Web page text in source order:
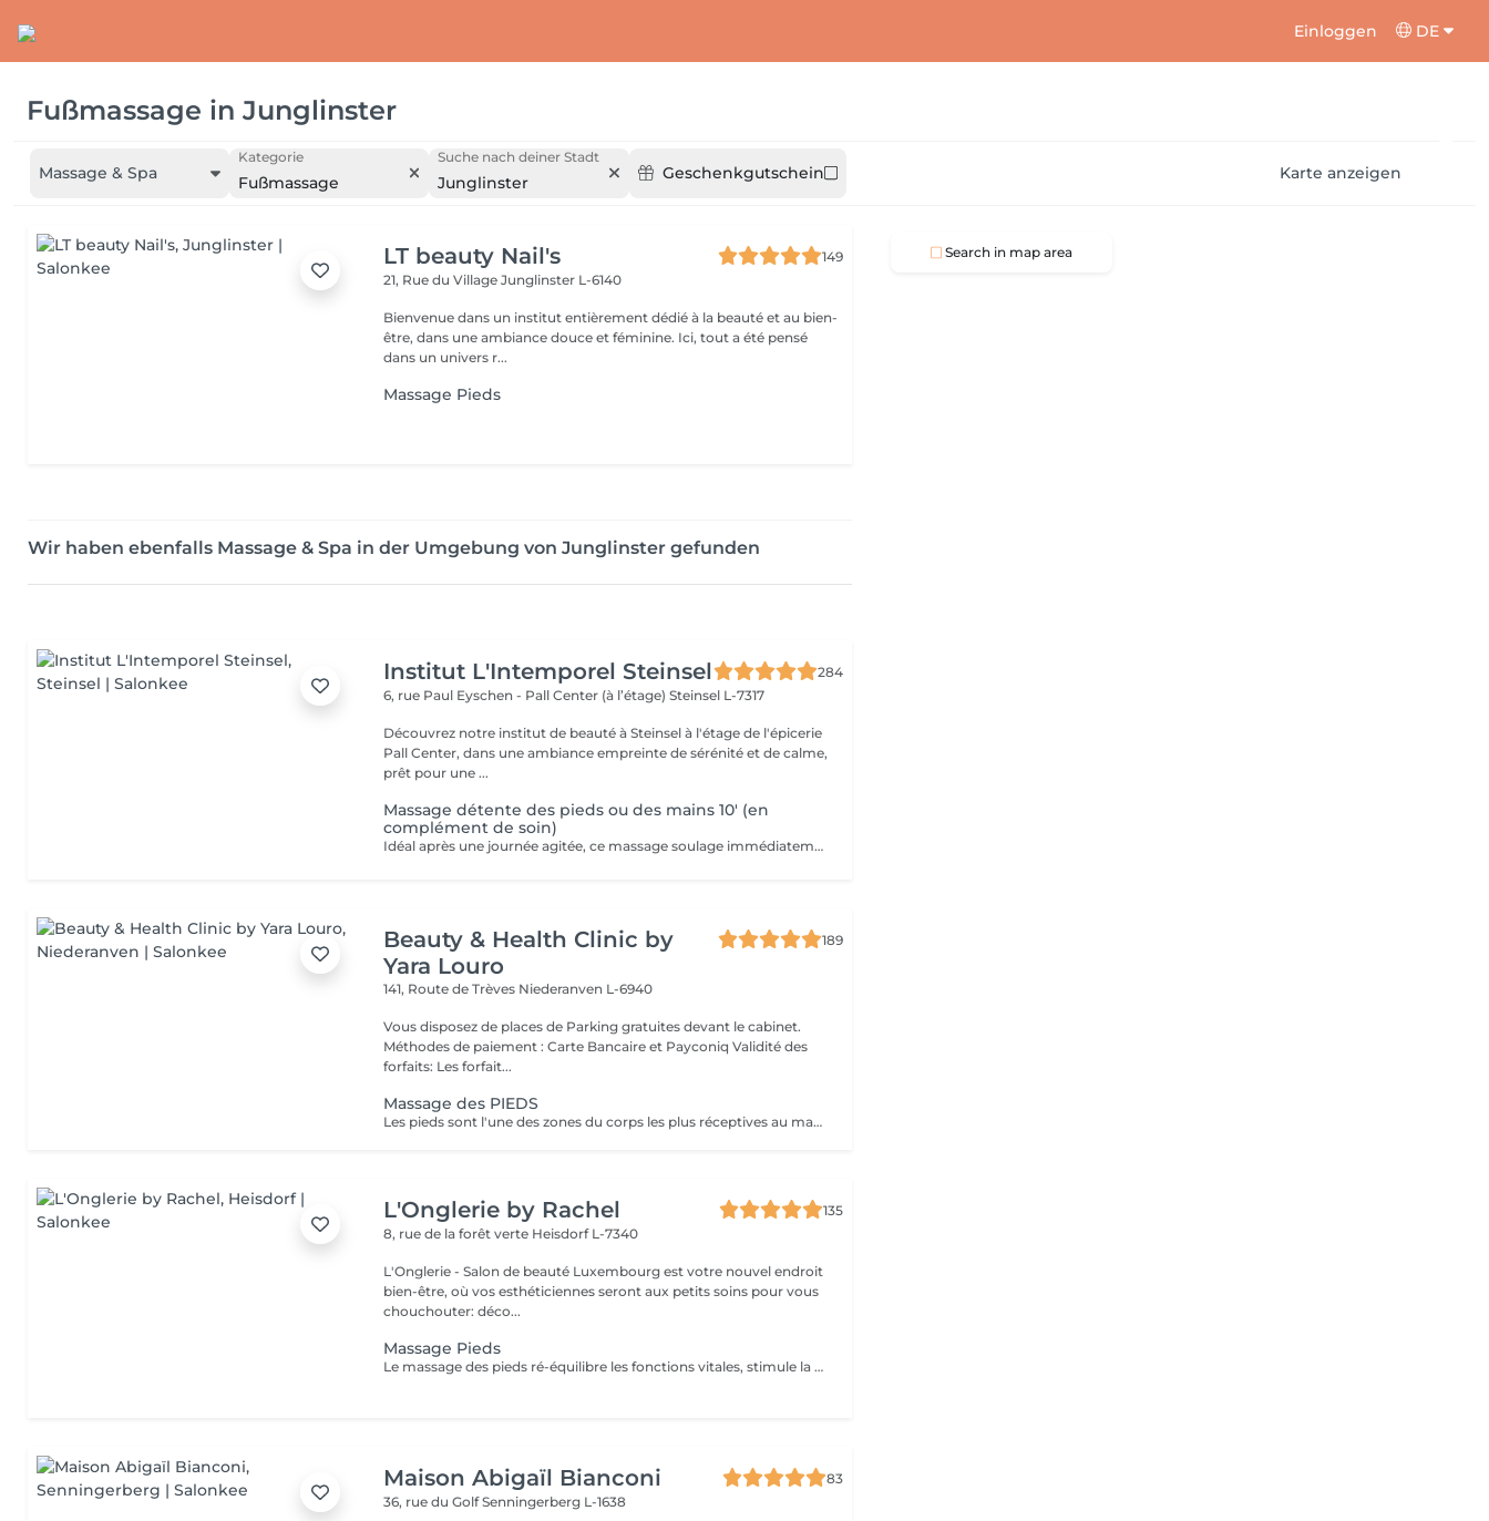
Einloggen DE
Fußmassage in Junglinster
Massage & Spa
Kategorie
Fußmassage
Suche nach deiner Stadt
Junglinster Geschenkgutschein Karte anzeigen
LT beauty Nail's
149
21, Rue du VillageJunglinster L-6140
Bienvenue dans un institut entièrement dédié à la beauté et au bien-
être, dans une ambiance douce et féminine. Ici, tout a été pensé
dans un univers r...
Massage Pieds
Wir haben ebenfalls Massage & Spa in der Umgebung von Junglinster gefunden
Institut L'Intemporel Steinsel
284
6, rue Paul Eyschen - Pall Center (à l’étage)Steinsel L-7317
Découvrez notre institut de beauté à Steinsel à l'étage de l'épicerie
Pall Center, dans une ambiance empreinte de sérénité et de calme,
prêt pour une ...
Massage détente des pieds ou des mains 10' (en
complément de soin)
Idéal après une journée agitée, ce massage soulage immédiatement vos pieds. Pourquoi ne pas profiter d'un massage des pieds pendant votre pose masque? Uniquement en complément d'un soin du visage.
Beauty & Health Clinic by
Yara Louro
189
141, Route de Trèves Niederanven L-6940
Vous disposez de places de Parking gratuites devant le cabinet.
Méthodes de paiement : Carte Bancaire et Payconiq Validité des
forfaits: Les forfait...
Massage des PIEDS
Les pieds sont l'une des zones du corps les plus réceptives au massage. Sous la pression des mains du thérapeute le massage des pieds permet de soulager vos maux, des pieds à la tête. Réceptifs et sensibles au toucher, vos pieds ressentent profondément les bienfaits apaisants d'un massage. Pour une détente entière du corps, une sensation de légèreté et une relaxation profonde, lâchez prise et laissez le professionnel agir sur vos pieds. Grâce aux pressions et massages, retrouvez votre équilibre profond, évacuez les tensions et évacuez le stress accumulé. Agissant aussi sur vos hormones, le massage des pieds ne soulage pas seulement votre corps, mais aussi votre esprit.
L'Onglerie by Rachel
135
8, rue de la forêt verte Heisdorf L-7340
L'Onglerie - Salon de beauté Luxembourg est votre nouvel endroit
bien-être, où vos esthéticiennes seront aux petits soins pour vous
chouchouter: déco...
Massage Pieds
Le massage des pieds ré-équilibre les fonctions vitales, stimule la circulation sanguine ainsi que le drainage lymphatique. Vos muscles se détendent, les systèmes nerveux sont stimulés.. succombez, profitez d'un moment de détente et de relaxation unique.
Maison Abigaïl Bianconi
83
36, rue du GolfSenningerberg L-1638
Search in map area